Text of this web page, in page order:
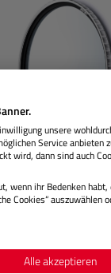
unsere
Service anbieten
wird, dann sind auch
wenn ihr Bedenken
Cookies“ auszuwählen
Alle akzeptieren